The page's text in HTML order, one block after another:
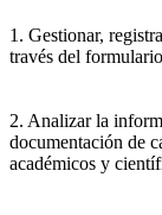
1. Gestionar,
través del
2. Analizar la
documentación de
académicos y